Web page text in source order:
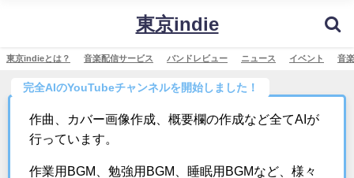
東京indie
東京indieとは？ 音楽配信サービス バンドレビュー ニュース イベント 音
完全AIのYouTubeチャンネルを開始しました！
作曲、カバー画像作成、概要欄の作成など全てAIが
行っています。
作業用BGM、勉強用BGM、睡眠用BGMなど、様々